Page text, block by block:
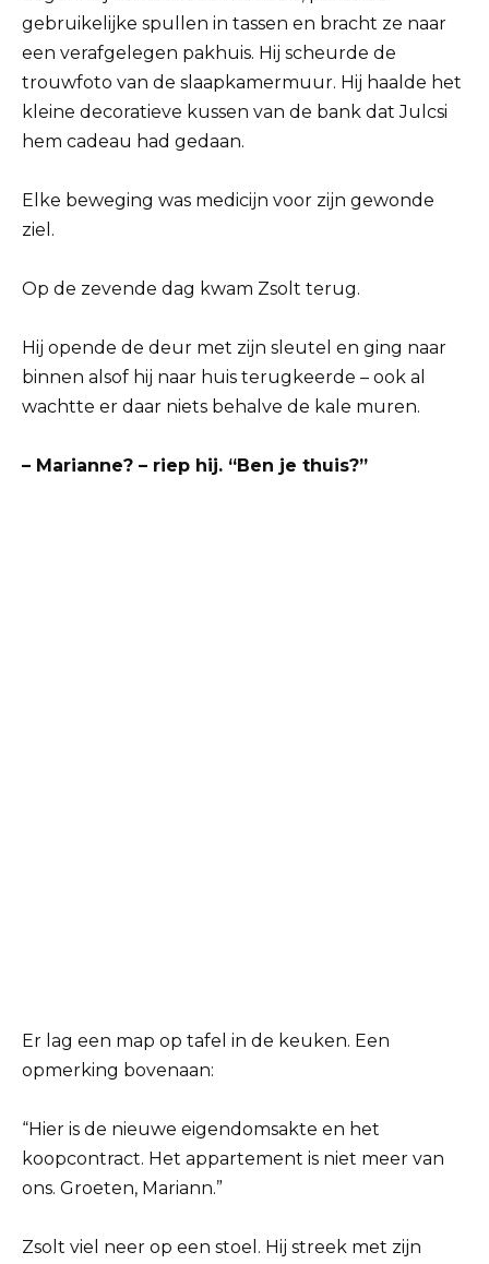
gebruikelijke spullen in tassen en bracht ze naar
een verafgelegen pakhuis. Hij scheurde de
trouwfoto van de slaapkamermuur. Hij haalde het
kleine decoratieve kussen van de bank dat Julcsi
hem cadeau had gedaan.
Elke beweging was medicijn voor zijn gewonde
ziel.
Op de zevende dag kwam Zsolt terug.
Hij opende de deur met zijn sleutel en ging naar
binnen alsof hij naar huis terugkeerde – ook al
wachtte er daar niets behalve de kale muren.
– Marianne? – riep hij. “Ben je thuis?”
Er lag een map op tafel in de keuken. Een
opmerking bovenaan:
“Hier is de nieuwe eigendomsakte en het
koopcontract. Het appartement is niet meer van
ons. Groeten, Mariann.”
Zsolt viel neer op een stoel. Hij streek met zijn